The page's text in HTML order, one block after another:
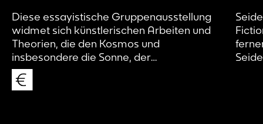
Diese essayistische Gruppenausstellung
widmet sich künstlerischen Arbeiten und
Theorien, die den Kosmos und
insbesondere die Sonne, der
Energielieferant für Leben auf der Erde, mit
sozialen und politischen Bewegungen in